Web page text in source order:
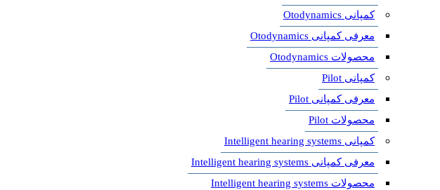
کمپانی Otodynamics
معرفی کمپانی Otodynamics
محصولات Otodynamics
کمپانی Pilot
معرفی کمپانی Pilot
محصولات Pilot
کمپانی Intelligent hearing systems
معرفی کمپانی Intelligent hearing systems
محصولات Intelligent hearing systems